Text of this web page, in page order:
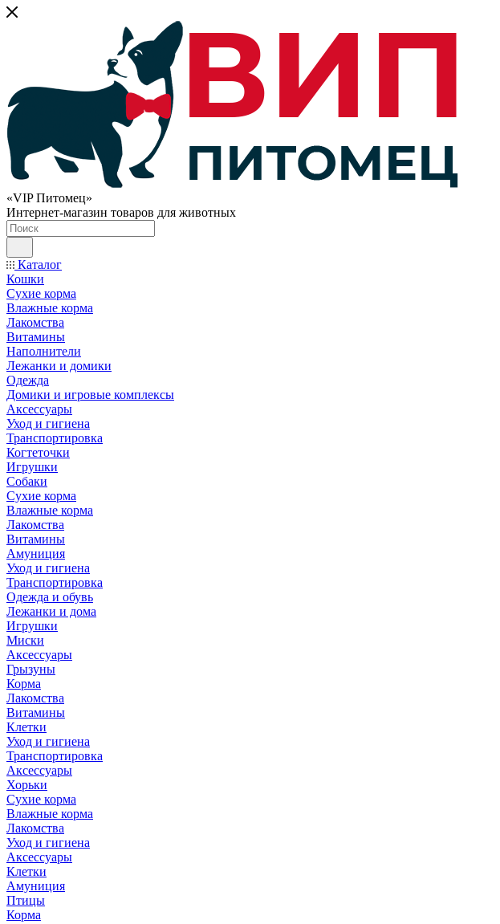
«VIP Питомец»
Интернет-магазин товаров для животных
Каталог
Кошки
Сухие корма
Влажные корма
Лакомства
Витамины
Наполнители
Лежанки и домики
Одежда
Домики и игровые комплексы
Аксессуары
Уход и гигиена
Транспортировка
Когтеточки
Игрушки
Собаки
Сухие корма
Влажные корма
Лакомства
Витамины
Амуниция
Уход и гигиена
Транспортировка
Одежда и обувь
Лежанки и дома
Игрушки
Миски
Аксессуары
Грызуны
Корма
Лакомства
Витамины
Клетки
Уход и гигиена
Транспортировка
Аксессуары
Хорьки
Сухие корма
Влажные корма
Лакомства
Уход и гигиена
Аксессуары
Клетки
Амуниция
Птицы
Корма